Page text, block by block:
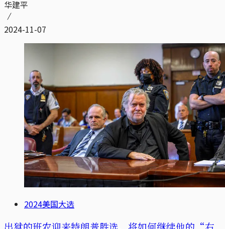
华建平
2024-11-07
2024美国大选
出狱的班农迎来特朗普胜选，将如何继续他的“右